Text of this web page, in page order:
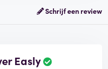
Schrijf een review
Easly